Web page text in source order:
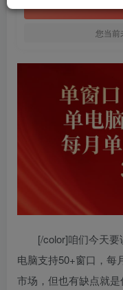
您当前
[/color]咱们今天
电脑支持50+窗口，每
市场，但也有缺点就